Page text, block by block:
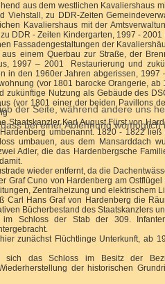
aus dem westlichen Kavaliershaus
Viehstall, zu DDR-Zeiten
Kavaliershaus mit der
DDR - Zeiten Kindergarten, 1997 -
Fassadengestaltungen der
aus einem Querbau zur Straße, der
1997 – 2001 Restaurierung und
in den 1960er Jahren abgerissen,
(vor 1801 barocke Orangerie,
zukünftige Nutzung als Gebäude des
(vor 1801 einer der beiden Pavillons
Staatskanzler Karl August Fürst von
umbenannt. 1820 - 1822
umbauen, aus dem Mansarddach
Adler, die das Hardenbergsche
wieder entfernt, da die
Graf Cuno von Hardenberg am
Zentralheizung und elektrischem
Carl Hans Graf von Hardenberg die
Bücherbestand des Staatskanzlers
Schloss der Stab der 309.
zunächst Flüchtlinge Unterkunft, ab
das Schloss im Besitz der
der historischen
der Seite, während andere uns
bei einer Ablehnung